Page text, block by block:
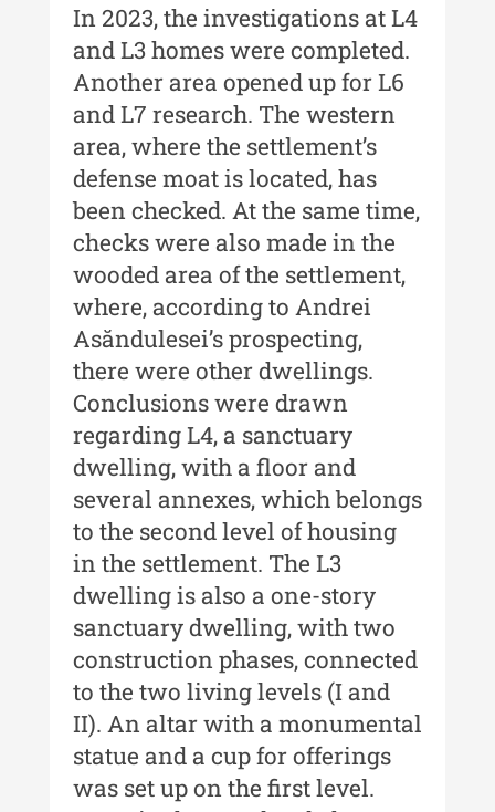
Buletinul ”Ioan Neculce” al
Muzeului de Istorie a Moldovei -
XXIII / 2017
Buletinul ”Ioan Neculce” al
Muzeului de Istorie a Moldovei -
XXII / 2016
Indexul Complet
Anuarul Muzeului Etnografic al
Moldovei
Anuarul Muzeului Etnografic al
Moldovei - XXII / 2022
Anuarul Muzeului Etnografic al
Moldovei - XXI / 2021
Anuarul Muzeului Etnografic al
Moldovei - XX / 2020
Indexul Complet
Buletinul Muzeului Științei și
Tehnicii ”Ștefan Procopiu”
Buletinul Muzeului Științei și
Tehnicii ”Ștefan Procopiu” - An
XV / Nr. 15 / 2021
Buletinul Muzeului Științei și
In 2023, the investigations at L4
and L3 homes were completed.
Another area opened up for L6
and L7 research. The western
area, where the settlement’s
defense moat is located, has
been checked. At the same time,
checks were also made in the
wooded area of the settlement,
where, according to Andrei
Asăndulesei’s prospecting,
there were other dwellings.
Conclusions were drawn
regarding L4, a sanctuary
dwelling, with a floor and
several annexes, which belongs
to the second level of housing
in the settlement. The L3
dwelling is also a one-story
sanctuary dwelling, with two
construction phases, connected
to the two living levels (I and
II). An altar with a monumental
statue and a cup for offerings
was set up on the first level.